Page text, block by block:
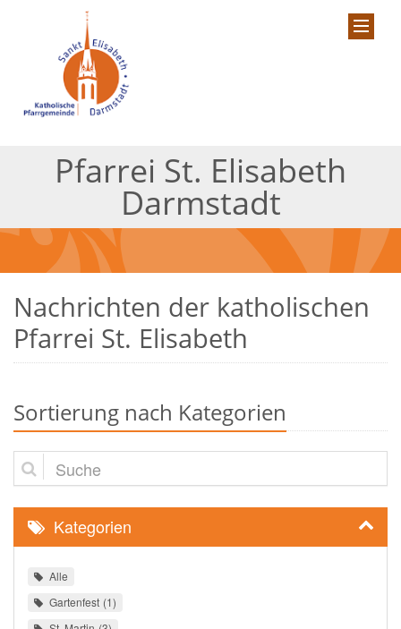
Pfarrei St. Elisabeth
Darmstadt
Nachrichten der katholischen
Pfarrei St. Elisabeth
Sortierung nach Kategorien
Suche
Kategorien
Alle
Gartenfest 1